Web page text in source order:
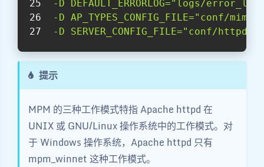
-D DEFAULT_ERRORLOG="logs/
-D AP_TYPES_CONFIG_FILE="conf/
-D SERVER_CONFIG_FILE="conf/
提示
MPM 的三种工作模式特指 Apache httpd 在
UNIX 或 GNU/Linux 操作系统中的工作模式。对
于 Windows 操作系统，Apache httpd 只有
mpm_winnet 这种工作模式。